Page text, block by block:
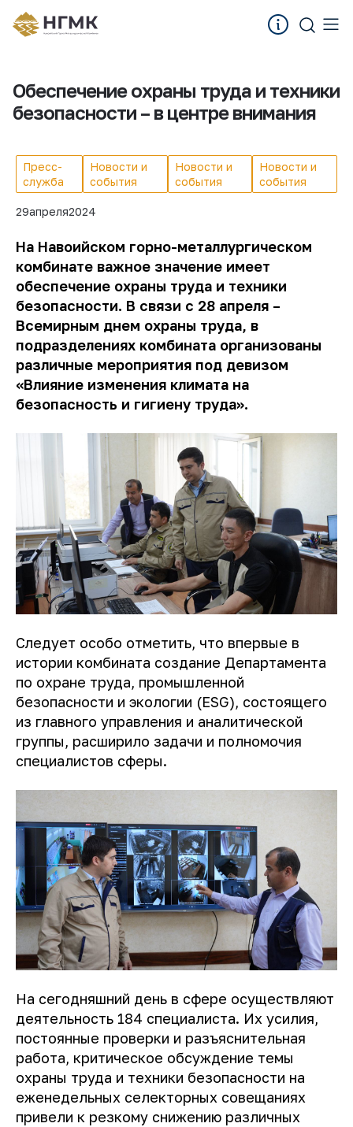
Обеспечение охраны труда и техники
безопасности – в центре внимания
Пресс-
служба
Новости и
события
Новости и
события
Новости и
события
29апреля2024
На Навоийском горно-металлургическом
комбинате важное значение имеет
обеспечение охраны труда и техники
безопасности. В связи с 28 апреля –
Всемирным днем охраны труда, в
подразделениях комбината организованы
различные мероприятия под девизом
«Влияние изменения климата на
безопасность и гигиену труда».
Следует особо отметить, что впервые в
истории комбината создание Департамента
по охране труда, промышленной
безопасности и экологии (ESG), состоящего
из главного управления и аналитической
группы, расширило задачи и полномочия
специалистов сферы.
На сегодняшний день в сфере осуществляют
деятельность 184 специалиста. Их усилия,
постоянные проверки и разъяснительная
работа, критическое обсуждение темы
охраны труда и техники безопасности на
еженедельных селекторных совещаниях
привели к резкому снижению различных